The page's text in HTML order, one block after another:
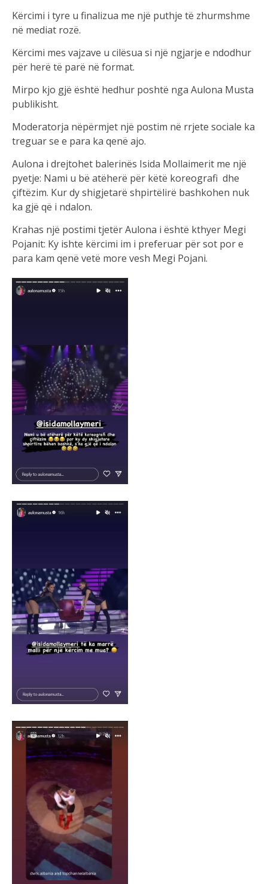
Kërcimi i tyre u finalizua me një puthje të zhurmshme
në mediat rozë.
Kërcimi mes vajzave u cilësua si një ngjarje e ndodhur
për herë të parë në format.
Mirpo kjo gjë është hedhur poshtë nga Aulona Musta
publikisht.
Moderatorja nëpërmjet një postim në rrjete sociale ka
treguar se e para ka qenë ajo.
Aulona i drejtohet balerinës Isida Mollaimerit me një
pyetje: Nami u bë atëherë për këtë koreografi dhe
çiftëzim. Kur dy shigjetarë shpirtëlirë bashkohen nuk
ka gjë që i ndalon.
Krahas një postimi tjetër Aulona i është kthyer Megi
Pojanit: Ky ishte kërcimi im i preferuar për sot por e
para kam qenë vetë more vesh Megi Pojani.